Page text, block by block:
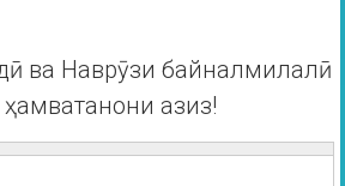
ва Наврӯзи байналмилалӣ
азиз!